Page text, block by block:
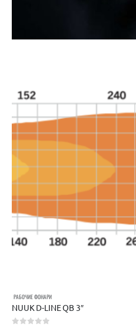
РАБОЧИЕ ФОНАРИ
NUUK D-LINE QB 3″